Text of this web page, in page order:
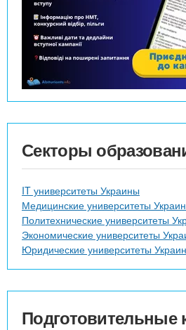
Секторы
IT университеты Украины
Медицинские университеты
Политехнические университеты
Экономические университеты
Юридические университеты
Подготовительные